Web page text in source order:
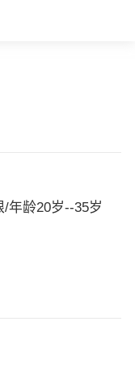
年龄20岁--35岁